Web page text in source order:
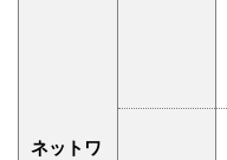
ネットワ